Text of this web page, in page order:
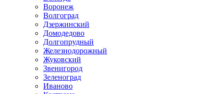
Воронеж
Волгоград
Дзержинский
Домодедово
Долгопрудный
Железнодорожный
Жуковский
Звенигород
Зеленоград
Иваново